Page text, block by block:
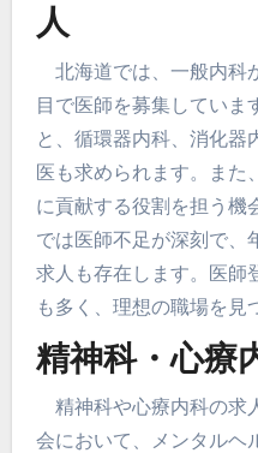
人
北海道では、一般内科
目で医師を募集していま
と、循環器内科、消化器
医も求められます。また
に貢献する役割を担う機
では医師不足が深刻で、
求人も存在します。医師
も多く、理想の職場を見
精神科・心療
精神科や心療内科の求
会において、メンタルヘ